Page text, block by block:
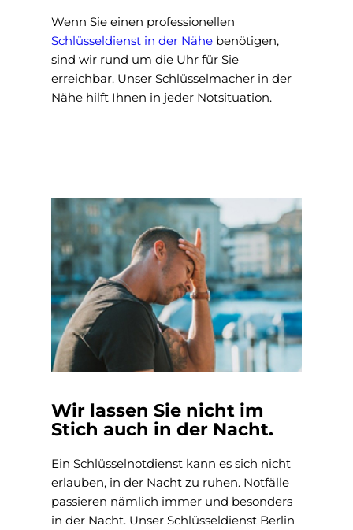
Wenn Sie einen professionellen
Schlüsseldienst in der Nähe benötigen,
sind wir rund um die Uhr für Sie
erreichbar. Unser Schlüsselmacher in der
Nähe hilft Ihnen in jeder Notsituation.
Wir lassen Sie nicht im
Stich auch in der Nacht.
Ein Schlüsselnotdienst kann es sich nicht
erlauben, in der Nacht zu ruhen. Notfälle
passieren nämlich immer und besonders
in der Nacht. Unser Schlüsseldienst Berlin